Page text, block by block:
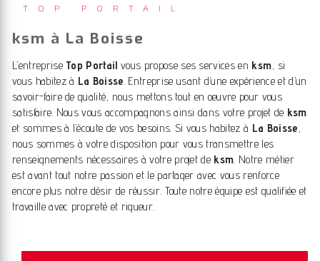
TOP PORTAIL
ksm à La Boisse
L’entreprise Top Portail vous propose ses services en ksm, si
vous habitez à La Boisse. Entreprise usant d’une expérience et d’un
savoir-faire de qualité, nous mettons tout en oeuvre pour vous
satisfaire. Nous vous accompagnons ainsi dans votre projet de ksm
et sommes à l’écoute de vos besoins. Si vous habitez à La Boisse,
nous sommes à votre disposition pour vous transmettre les
renseignements nécessaires à votre projet de ksm. Notre métier
est avant tout notre passion et le partager avec vous renforce
encore plus notre désir de réussir. Toute notre équipe est qualifiée et
travaille avec propreté et rigueur.